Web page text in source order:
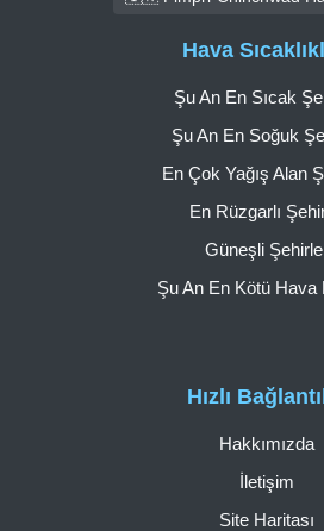
Hızlı
Hakkımızda
İletişim
Site Haritası
Hava
Şu An En Sıcak
Şu An En Soğuk
En Çok Yağış Alan
En Rüzgarlı
Güneşli
Şu An En Kötü Hava